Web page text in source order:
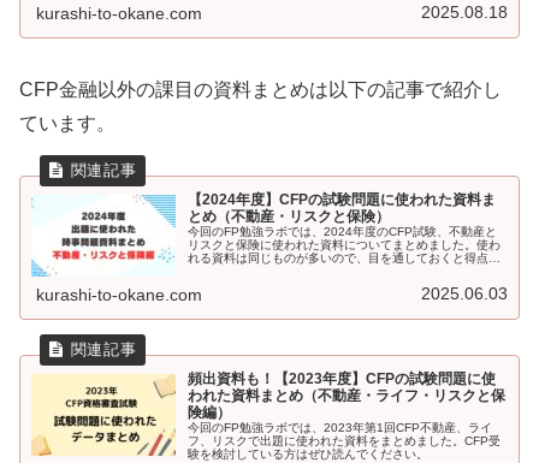
kurashi-to-okane.com 2025.08.18
CFP金融以外の課目の資料まとめは以下の記事で紹介し
ています。
【2024年度】CFPの試験問題に使われた資料ま
とめ（不動産・リスクと保険）
今回のFP勉強ラボでは、2024年度のCFP試験、不動産と
リスクと保険に使われた資料についてまとめました。使わ
れる資料は同じものが多いので、目を通しておくと得点ア
kurashi-to-okane.com 2025.06.03
頻出資料も！【2023年度】CFPの試験問題に使
われた資料まとめ（不動産・ライフ・リスクと保
険編）
今回のFP勉強ラボでは、2023年第1回CFP不動産、ライ
フ、リスクで出題に使われた資料をまとめました。CFP受
験を検討している方はぜひ読んでください。